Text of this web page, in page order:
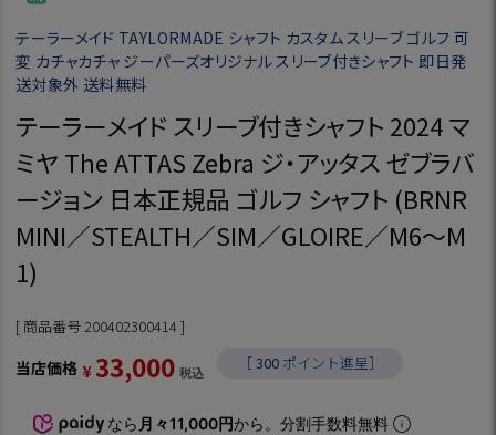
テーラーメイド TAYLORMADE シャフト カスタム スリーブ ゴルフ 可
変 カチャカチャ ジーパーズオリジナル スリーブ付きシャフト 即日発
送対象外 送料無料
テーラーメイド スリーブ付きシャフト 2024 マ
ミヤ The ATTAS Zebra ジ・アッタス ゼブラバ
ージョン 日本正規品 ゴルフ シャフト (BRNR
MINI／STEALTH／SIM／GLOIRE／M6～M
1)
商品番号200402300414
当店価格 ¥33,000 税込 ［300 ポイント進呈］
なら 月々11,000円から。分割手数料無料